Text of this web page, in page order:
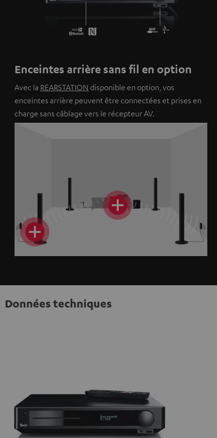
Enceintes arrière sans fil en option
Avec la REARSTATION disponible en option, vos
enceintes arrière peuvent être connectées et prises en
charge sans câblage vers le récepteur AV.
Données techniques